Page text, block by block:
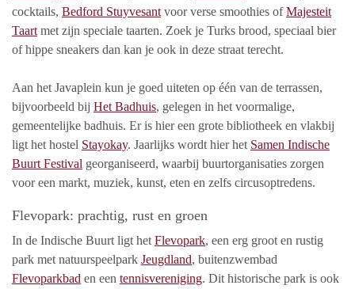
cocktails, Bedford Stuyvesant voor verse smoothies ofMajesteit
Taart met zijn speciale taarten. Zoek je Turks brood, speciaal bier
of hippe sneakers dan kan je ook in deze straat terecht.
Aan het Javaplein kun je goed uiteten op één van de terrassen,
bijvoorbeeld bij Het Badhuis, gelegen in het voormalige,
gemeentelijke badhuis. Er is hier een grote bibliotheek en vlakbij
ligt het hostel Stayokay. Jaarlijks wordt hier het Samen Indische
Buurt Festival georganiseerd, waarbij buurtorganisaties zorgen
voor een markt, muziek, kunst, eten en zelfs circusoptredens.
Flevopark: prachtig, rust en groen
In de Indische Buurt ligt het Flevopark, een erg groot en rustig
park met natuurspeelpark Jeugdland, buitenzwembad
Flevoparkbad en een tennisvereniging. Dit historische park is ook